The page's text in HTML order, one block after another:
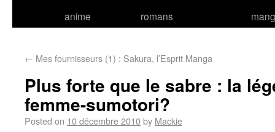
anime
romans
← Mes fournisseurs (1) : Sakura, l’Esprit Manga
Plus forte que le sabre : la
femme-sumotori?
Posted on 10 décembre 2010by Mackie